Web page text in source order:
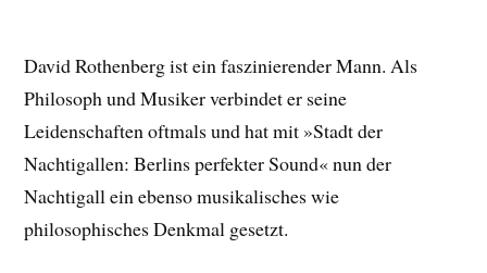
David Rothenberg ist ein faszinierender Mann. Als
Philosoph und Musiker verbindet er seine
Leidenschaften oftmals und hat mit »Stadt der
Nachtigallen: Berlins perfekter Sound« nun der
Nachtigall ein ebenso musikalisches wie
philosophisches Denkmal gesetzt.